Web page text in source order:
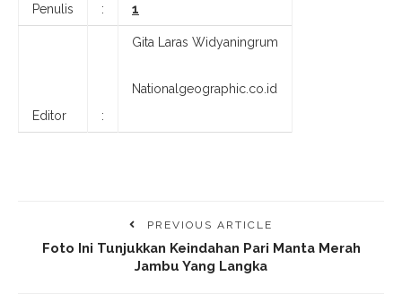
Penulis : 1
Editor :
Gita Laras Widyaningrum
Nationalgeographic.co.id
PREVIOUS ARTICLE
Foto Ini Tunjukkan Keindahan Pari Manta Merah
Jambu Yang Langka